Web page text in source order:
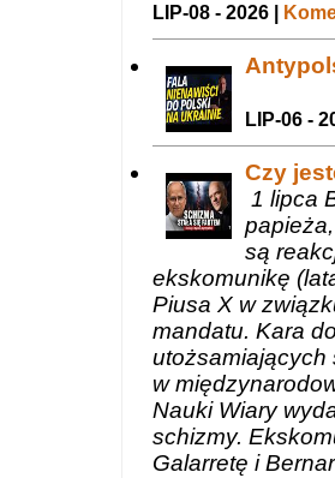
LIP-08 - 2026 |
LIP-06 -
Czy
1 lipca
są
ekskomunikę
Piusa X w
mandatu. Kara
utożsamiających
w
Nauki Wiary
schizmy.
Galarretę i